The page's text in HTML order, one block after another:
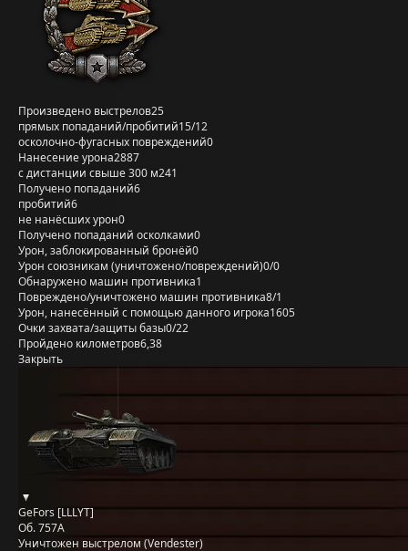
Произведено выстрелов25
прямых попаданий/пробитий15/12
осколочно-фугасных повреждений0
Нанесение урона2887
с дистанции свыше 300 м241
Получено попаданий6
пробитий6
не нанёсших урон0
Получено попаданий осколками0
Урон, заблокированный бронёй0
Урон союзникам (уничтожено/повреждений)0/0
Обнаружено машин противника1
Повреждено/уничтожено машин противника8/1
Урон, нанесённый с помощью данного игрока1605
Очки захвата/защиты базы0/22
Пройдено километров6,38
Закрыть
GeFors [LLLYT]
Об. 757А
Уничтожен выстрелом (Vendester)